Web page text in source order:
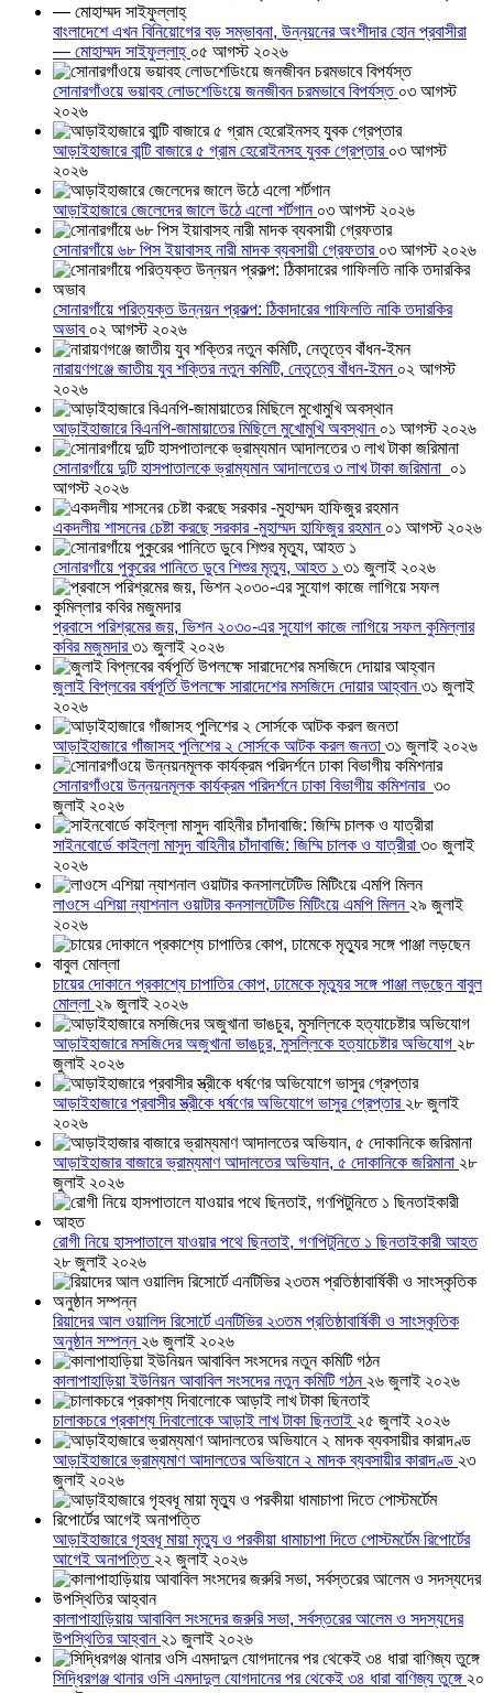
বাংলাদেশে এখন বিনিয়োগের বড় সম্ভাবনা, উন্নয়নের অংশীদার হোন প্রবাসীরা
— মোহাম্মদ সাইফুল্লাহ্ ০৫ আগস্ট ২০২৬
সোনারগাঁওয়ে ভয়াবহ লোডশেডিংয়ে জনজীবন চরমভাবে বিপর্যস্ত ০৩ আগস্ট
২০২৬
আড়াইহাজারে বান্টি বাজারে ৫ গ্রাম হেরোইনসহ যুবক গ্রেপ্তার ০৩ আগস্ট
২০২৬
আড়াইহাজারে জেলেদের জালে উঠে এলো শর্টগান ০৩ আগস্ট ২০২৬
সোনারগাঁয়ে ৬৮ পিস ইয়াবাসহ নারী মাদক ব্যবসায়ী গ্রেফতার ০৩ আগস্ট ২০২৬
সোনারগাঁয়ে পরিত্যক্ত উন্নয়ন প্রকল্প: ঠিকাদারের গাফিলতি নাকি তদারকির
অভাব ০২ আগস্ট ২০২৬
নারায়ণগঞ্জে জাতীয় যুব শক্তির নতুন কমিটি, নেতৃত্বে বাঁধন-ইমন ০২ আগস্ট
২০২৬
আড়াইহাজারে বিএনপি-জামায়াতের মিছিলে মুখোমুখি অবস্থান ০১ আগস্ট ২০২৬
সোনারগাঁয়ে দুটি হাসপাতালকে ভ্রাম্যমান আদালতের ৩ লাখ টাকা জরিমানা ০১
আগস্ট ২০২৬
একদলীয় শাসনের চেষ্টা করছে সরকার -মুহাম্মদ হাফিজুর রহমান ০১ আগস্ট ২০২৬
সোনারগাঁয়ে পুকুরের পানিতে ডুবে শিশুর মৃত্যু, আহত ১ ৩১ জুলাই ২০২৬
প্রবাসে পরিশ্রমের জয়, ভিশন ২০৩০-এর সুযোগ কাজে লাগিয়ে সফল কুমিল্লার
কবির মজুমদার৩১ জুলাই ২০২৬
জুলাই বিপ্লবের বর্ষপূর্তি উপলক্ষে সারাদেশের মসজিদে দোয়ার আহ্বান৩১ জুলাই
২০২৬
আড়াইহাজারে গাঁজাসহ পুলিশের ২ সোর্সকে আটক করল জনতা ৩১ জুলাই ২০২৬
সোনারগাঁওয়ে উন্নয়নমূলক কার্যক্রম পরিদর্শনে ঢাকা বিভাগীয় কমিশনার ৩০
জুলাই ২০২৬
সাইনবোর্ডে কাইল্লা মাসুদ বাহিনীর চাঁদাবাজি: জিম্মি চালক ও যাত্রীরা ৩০ জুলাই
২০২৬
লাওসে এশিয়া ন্যাশনাল ওয়াটার কনসালটেটিভ মিটিংয়ে এমপি মিলন ২৯ জুলাই
২০২৬
চায়ের দোকানে প্রকাশ্যে চাপাতির কোপ, ঢামেকে মৃত্যুর সঙ্গে পাঞ্জা লড়ছেন বাবুল
মোল্লা ২৯ জুলাই ২০২৬
আড়াইহাজারে মস‌জি‌দের অজুখানা ভাঙচুর, মুসল্লিকে হত্যাচেষ্টার অভিযোগ ২৮
জুলাই ২০২৬
আড়াইহাজারে প্রবাসীর স্ত্রীকে ধর্ষণের অভিযোগে ভাসুর গ্রেপ্তার ২৮ জুলাই
২০২৬
আড়াইহাজার বাজারে ভ্রাম্যমাণ আদালতের অভিযান, ৫ দোকানিকে জরিমানা ২৮
জুলাই ২০২৬
রোগী নিয়ে হাসপাতালে যাওয়ার পথে ছিনতাই, গণপিটুনিতে ১ ছিনতাইকারী আহত
২৮ জুলাই ২০২৬
রিয়াদের আল ওয়ালিদ রিসোর্টে এনটিভির ২৩তম প্রতিষ্ঠাবার্ষিকী ও সাংস্কৃতিক
অনুষ্ঠান সম্পন্ন ২৬ জুলাই ২০২৬
কালাপাহাড়িয়া ইউনিয়ন আবাবিল সংসদের নতুন কমিটি গঠন ২৬ জুলাই ২০২৬
চালাকচরে প্রকাশ্য দিবালোকে আড়াই লাখ টাকা ছিনতাই ২৫ জুলাই ২০২৬
আড়াইহাজারে ভ্রাম্যমাণ আদালতের অভিযানে ২ মাদক ব্যবসায়ীর কারাদণ্ড ২৩
জুলাই ২০২৬
আড়াইহাজারে গৃহবধূ মায়া মৃত্যু ও পরকীয়া ধামাচাপা দিতে পোস্টমর্টেম রিপোর্টের
আগেই অনাপত্তি ২২ জুলাই ২০২৬
কালাপাহাড়িয়ায় আবাবিল সংসদের জরুরি সভা, সর্বস্তরের আলেম ও সদস্যদের
উপস্থিতির আহ্বান ২১ জুলাই ২০২৬
সিদ্ধিরগঞ্জ থানার ওসি এমদাদুল যোগদানের পর থেকেই ৩৪ ধারা বাণিজ্য তুঙ্গে ২০